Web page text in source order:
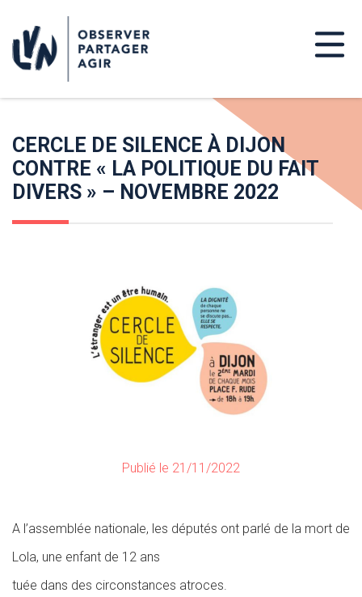
CERCLE DE SILENCE À DIJON
CONTRE « LA POLITIQUE DU FAIT
DIVERS » – NOVEMBRE 2022
Publié le 21/11/2022
A l’assemblée nationale, les députés ont parlé de la mort de
Lola, une enfant de 12 ans
tuée dans des circonstances atroces.